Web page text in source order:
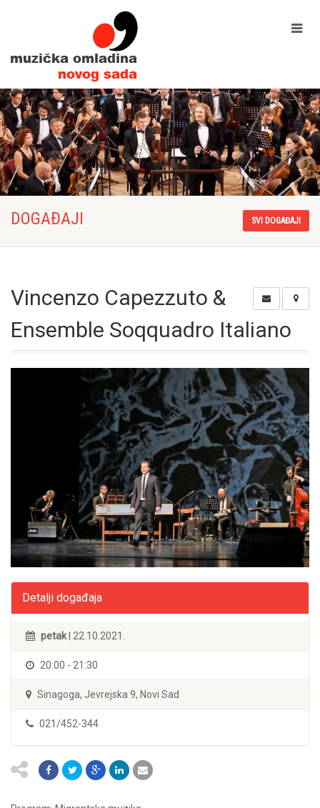
DOGAĐAJI SVI DOGAĐAJI
Vincenzo Capezzuto &
Ensemble Soqquadro Italiano
Detalji događaja
petak | 22.10.2021.
20:00 - 21:30
Sinagoga, Jevrejska 9, Novi Sad
021/452-344